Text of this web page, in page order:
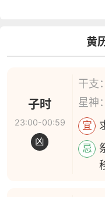
黄
子时
23:00-00:59
凶
干支：
星神：
宜
忌